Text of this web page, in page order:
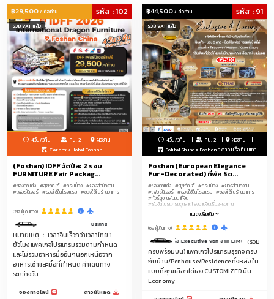
฿29,500/ ต่อท่าน
รวม VAT แล้ว
รหัส : 102
4วัน/3คืน คน: 2
ฝอซาน
Ceramik Hotel Foshan
(Foshan) IDFF จัดปีละ 2 รอบ
FURNITURE Fair Packag...
#ของตกแต่ง #สุขภัณฑ์ #กระเบื้อง #ของสำนักงาน
#เฟอร์นิเจอร์ #ของใช้ในโรงแรม #ของใช้ในร้านอาหาร
(212 ผู้เดินทาง)
บริการรถลีมูซีนพร้อมคนขับรถ ระหว่างสนามบินกวางโจว-โรงแรมในเมืองฝอซาน รวม
หมายเหตุ ： เวลาจีนเร็วกว่าเวลาไทย 1
ชั่วโมง แพคเกจโปรแกรมรวมตามกำหนด
และไม่รวมอาหารมื้ออื่นๆนอกเหนือจาก
อาหารเช้าและมื้อที่กำหนด ค่าเดินทาง
ระหว่างวัน
จองทางไลน์ ดาวน์โหลด
฿44,500/ ต่อท่าน
รวม VAT แล้ว
รหัส : 91
4วัน/3คืน คน: 2
ฝอซาน
Sofitel Shunde Foshan 5 ดาว หรือเทียบเท่า
Foshan (European Elegance
Fur-Decorated) ที่พัก 5ด...
#ของตกแต่ง #สุขภัณฑ์ #กระเบื้อง #ของสำนักงาน
#เฟอร์นิเจอร์ #ของใช้ในโรงแรม #ของใช้ในร้านอาหาร
#ทัวร์ดูงานสัมมนาที่จีน
#รับจัดโปรแกรมดูตลาดโรงงานจีนเริ่ม2-50ท่าน
แสดงเพิ่มเติม
(68 ผู้เดินทาง)
Mercedes Benz , TESLA , BMW , Volkswagen หรือ Executive Van จาก LIMOUSINE EXPRESS ระ
(รวม
ครบพร้อมบิน) แพคเกจโปรแกรมธุรกิจ ครบ
กับบ้าน/Penhouse/Residence ทั้งหลัง ใน
แบบที่คุณเลือกได้เอง CUSTOMIZED บิน
Economy